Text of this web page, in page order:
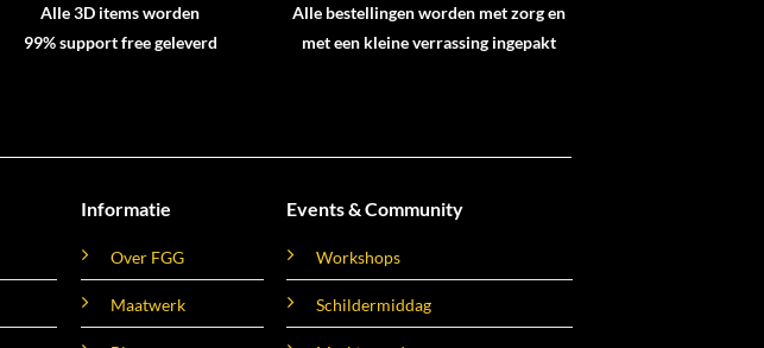
Alle 3D items worden
99% support free geleverd
Alle bestellingen worden met zorg en
met een kleine verrassing ingepakt
Informatie
Over FGG
Maatwerk
Events & Community
Workshops
Schildermiddag